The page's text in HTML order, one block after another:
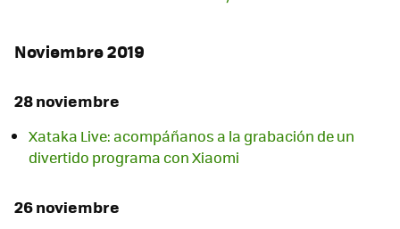
Noviembre 2019
28 noviembre
Xataka Live: acompáñanos a la grabación de un
divertido programa con Xiaomi
26 noviembre